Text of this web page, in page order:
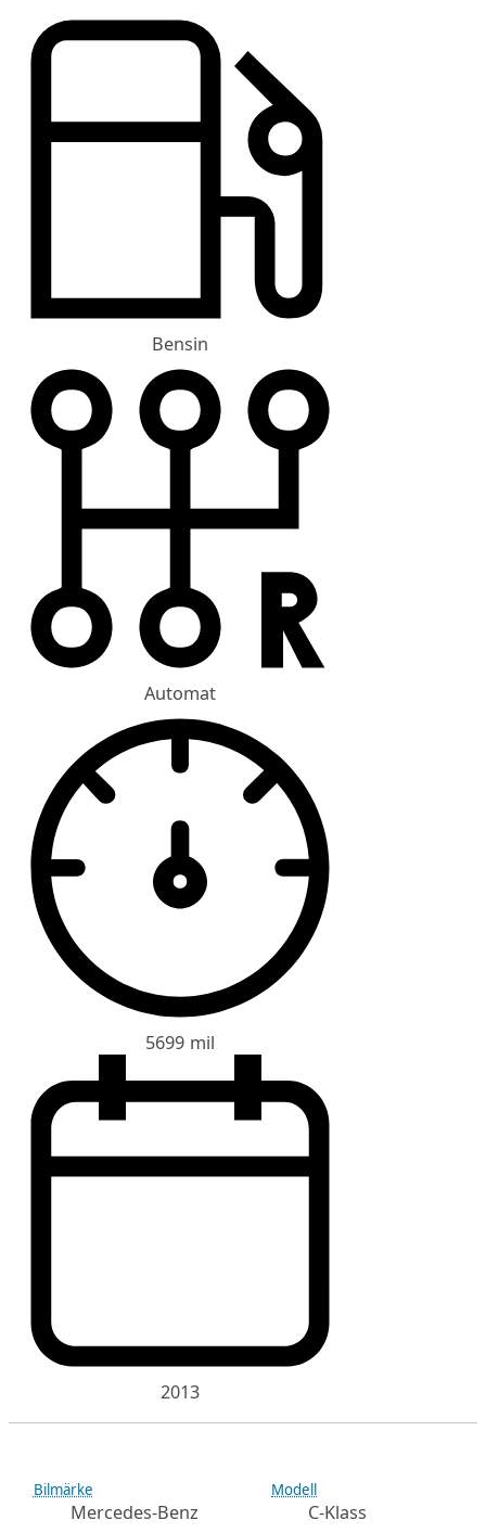
Bensin
Automat
5699 mil
2013
Bilmärke
Mercedes-Benz
Modell
C-Klass